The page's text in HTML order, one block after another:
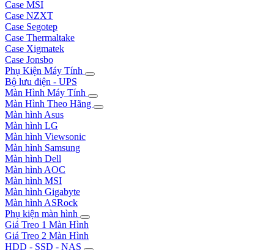
Case MSI
Case NZXT
Case Segotep
Case Thermaltake
Case Xigmatek
Case Jonsbo
Phụ Kiện Máy Tính
Bộ lưu điện - UPS
Màn Hình Máy Tính
Màn Hình Theo Hãng
Màn hình Asus
Màn hình LG
Màn hình Viewsonic
Màn hình Samsung
Màn hình Dell
Màn hình AOC
Màn hình MSI
Màn hình Gigabyte
Màn hình ASRock
Phụ kiện màn hình
Giá Treo 1 Màn Hình
Giá Treo 2 Màn Hình
HDD - SSD - NAS